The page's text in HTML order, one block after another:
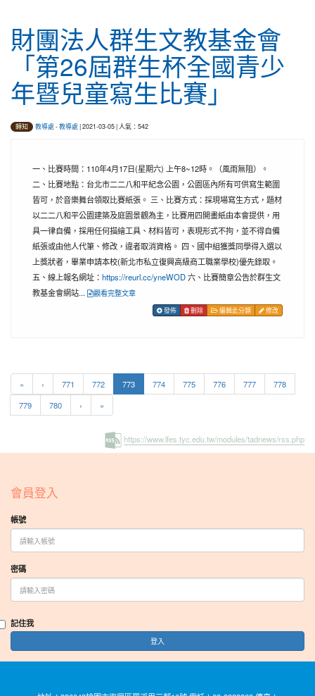
財團法人群生文教基金會
「第26屆群生杯全國青少
年暨兒童寫生比賽」
轉知 教導處-教導處| 2021-03-05 | 人氣：542
一、比賽時間：110年4月17日(星期六) 上午8~12時。（風雨無阻）。
二、比賽地點：台北市二二八和平紀念公園，公園區內所有可供寫生範圍
皆可，於音樂舞台領取比賽紙張。 三、比賽方式：採現場寫生方式，題材
以二二八和平公園建築及庭園景觀為主，比賽用四開畫紙由本會提供，用
具一律自備，採用任何描繪工具、材料皆可，表現形式不拘，並不得自備
紙張或由他人代筆、修改，違者取消資格。 四、國中組獲獎同學得入選以
上獎狀者，畢業申請本校(新北市私立復興高級商工職業學校)優先錄取。
五、線上報名網址： https://reurl.cc/yneWOD六、比賽簡章公告於群生文
教基金會網站...
觀看完整文章
發佈 刪除 編輯此分類 修改
« ‹ 771 772 773(current)
774 775 776 777
778
779
780 › »
https://www.lfes.tyc.edu.tw/modules/tadnews/rss.php
會員登入
帳號
密碼
記住我
登入